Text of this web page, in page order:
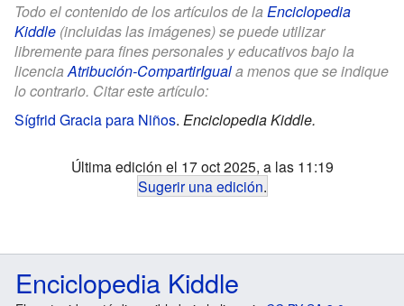
Todo el contenido de los artículos de la Enciclopedia
Kiddle (incluidas las imágenes) se puede utilizar
libremente para fines personales y educativos bajo la
licenciaAtribución-CompartirIguala menos que se indique
lo contrario. Citar este artículo:
Sígfrid Gracia para Niños. Enciclopedia Kiddle.
Última edición el 17 oct 2025, a las 11:19
Sugerir una edición.
Enciclopedia Kiddle